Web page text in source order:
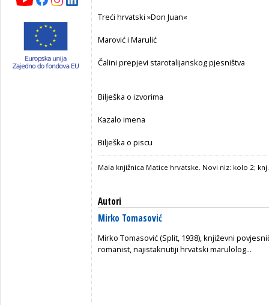
Treći hrvatski »Don Juan«
Marović i Marulić
Čalini prepjevi starotalijanskog pjesništva
Bilješka o izvorima
Kazalo imena
Bilješka o piscu
Mala knjižnica Matice hrvatske. Novi niz: kolo 2;
Autori
Mirko Tomasović
Mirko Tomasović (Split, 1938), književni
romanist, najistaknutiji hrvatski marulolog...